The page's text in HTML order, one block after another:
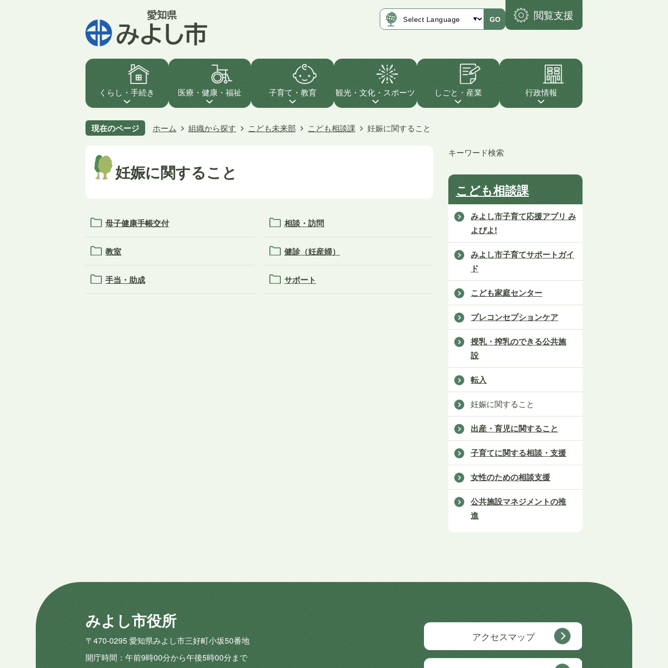
GO 閲覧支援
くらし・手続き 医療・健康・福祉 子育て・教育 観光・文化・スポーツ しごと・産業 行政情報
現在のページ ホーム 組織から探す こども未来部 こども相談課 妊娠に関すること
妊娠に関すること
母子健康手帳交付 相談・訪問
教室 健診（妊産婦）
手当・助成 サポート
キーワード検索
こども相談課
みよし市子育て応援アプリ み
よぴよ!
みよし市子育てサポートガイ
ド
こども家庭センター
プレコンセプションケア
授乳・搾乳のできる公共施
設
転入
妊娠に関すること
出産・育児に関すること
子育てに関する相談・支援
女性のための相談支援
公共施設マネジメントの推
進
みよし市役所
〒470-0295 愛知県みよし市三好町小坂50番地
開庁時間
午前9時00分から午後5時00分まで
アクセスマップ